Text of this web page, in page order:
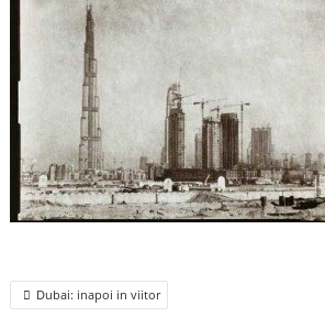
Post
navigation
Dubai: inapoi in viitor